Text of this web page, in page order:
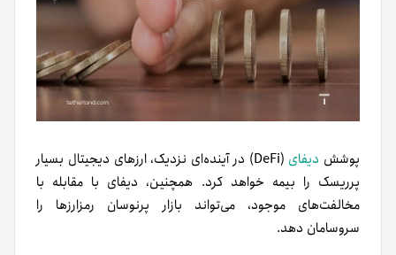
پوشش دیفای
(DeFi) در آینده‌ای نزدیک، ارزهای دیجیتال بسیار
پرریسک را بیمه خواهد کرد. همچنین، دیفای با مقابله با
مخالفت‌های موجود، می‌تواند بازار پر‌نوسان رمزارزها را
سروسامان دهد.